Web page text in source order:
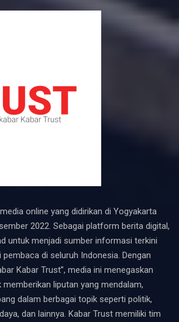
online yang didirikan di Yogyakarta
2022. Sebagai platform berita digital,
untuk menjadi sumber informasi terkini
di seluruh Indonesia. Dengan
Kabar Trust”, media ini menegaskan
liputan yang mendalam,
dalam berbagai topik seperti politik,
dan lainnya. Kabar Trust memiliki tim